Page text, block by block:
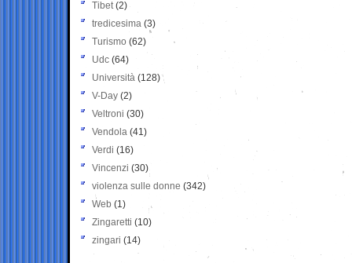
Tibet(2)
tredicesima (3)
Turismo (62)
Udc (64)
Università (128)
V-Day (2)
Veltroni (30)
Vendola (41)
Verdi (16)
Vincenzi (30)
violenza sulle donne (342)
Web (1)
Zingaretti (10)
zingari (14)